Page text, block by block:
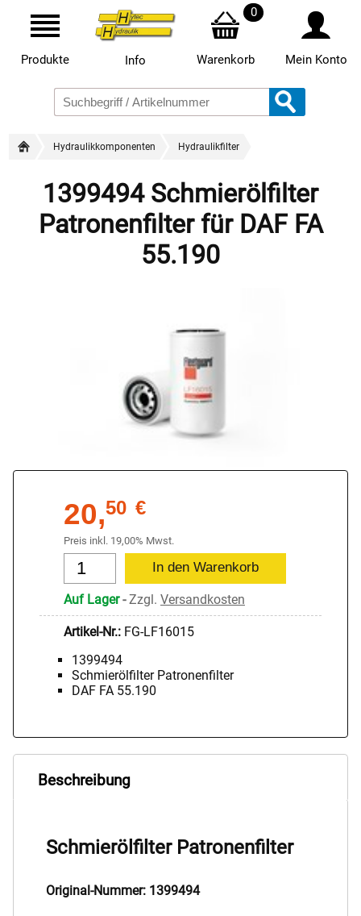
Produkte Info
0
Warenkorb Mein Konto
Hydraulikkomponenten Hydraulikfilter
1399494 Schmierölfilter
Patronenfilter für DAF FA
55.190
20,50 €
Preis inkl. 19,00% Mwst.
Auf Lager-Zzgl. Versandkosten
Artikel-Nr.: FG-LF16015
1399494
Schmierölfilter Patronenfilter
DAF FA 55.190
Beschreibung
Schmierölfilter Patronenfilter
Original-Nummer: 1399494